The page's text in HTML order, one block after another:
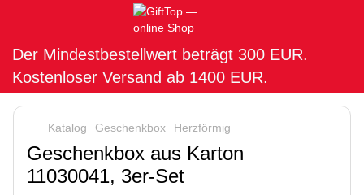
Der Mindestbestellwert beträgt 300 EUR.
Kostenloser Versand ab 1400 EUR.
Katalog Geschenkbox Herzförmig
Geschenkbox aus Karton
11030041, 3er-Set